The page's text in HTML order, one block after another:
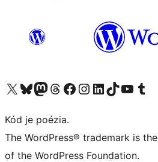
Navštívte náš účet na X (predtým Twitter)
Navštívte náš účet na platforme Bluesky
Navštívte náš účet na Mastodone
Navštívte náš účet na platforme Threads
Navštívte našu stránku na Facebooku
Navštívte náš účet Instagram
Navštívte náš účet LinkedIn
Navštívte náš účet na platforme TikTok
Navštívte náš kanál
Navštívte náš účet
Kód je poézia.
The WordPress® trademark is
of the WordPress Foundation.